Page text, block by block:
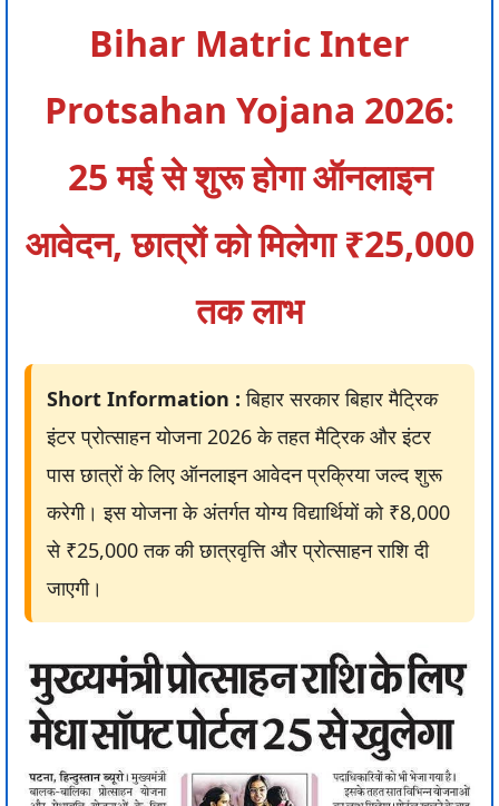
Bihar Matric Inter
Protsahan Yojana 2026:
25 मई से शुरू होगा ऑनलाइन
आवेदन, छात्रों को मिलेगा ₹25,000
तक लाभ
Short Information : बिहार सरकार बिहार मैट्रिक
इंटर प्रोत्साहन योजना 2026 के तहत मैट्रिक और इंटर
पास छात्रों के लिए ऑनलाइन आवेदन प्रक्रिया जल्द शुरू
करेगी। इस योजना के अंतर्गत योग्य विद्यार्थियों को ₹8,000
से ₹25,000 तक की छात्रवृत्ति और प्रोत्साहन राशि दी
जाएगी।